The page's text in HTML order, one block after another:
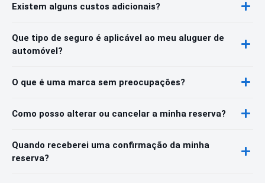
Existem alguns custos adicionais?
Que tipo de seguro é aplicável ao meu aluguer de
automóvel?
O que é uma marca sem preocupações?
Como posso alterar ou cancelar a minha reserva?
Quando receberei uma confirmação da minha
reserva?